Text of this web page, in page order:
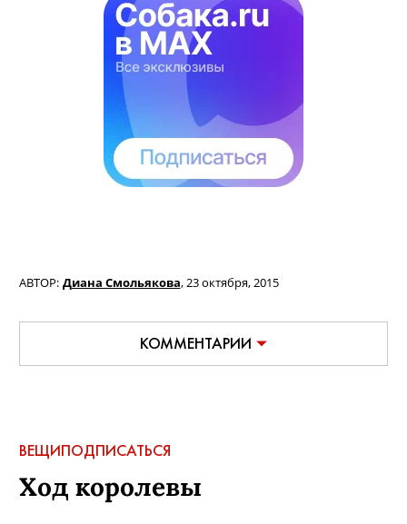
АВТОР: Диана Смольякова,23 октября, 2015
КОММЕНТАРИИ
ВЕЩИПОДПИСАТЬСЯ
Ход королевы